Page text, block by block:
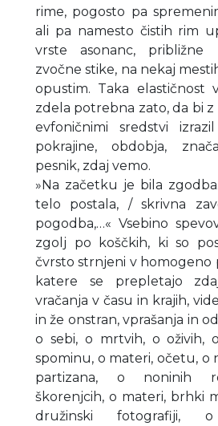
rime, pogosto pa
ali pa namesto čistih rim
vrste asonanc,
zvočne stike, na nekaj
opustim. Taka elastičnost
zdela potrebna zato, da bi z
evfoničnimi sredstvi
pokrajine, obdobja,
pesnik, zdaj vemo.
»Na začetku je bila
telo postala, / skrivna
pogodba,…« Vsebino
zgolj po koščkih, ki so
čvrsto strnjeni v homogeno
katere se prepletajo
vračanja v času in krajih,
in že onstran, vprašanja in
o sebi, o mrtvih, o oživih,
spominu, o materi, očetu, o
partizana, o noninih
škorenjcih, o materi, brhki
družinski fotografiji, o